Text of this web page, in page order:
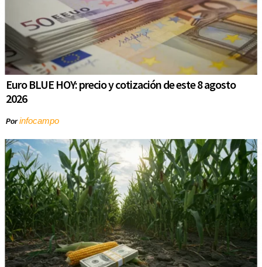
Euro BLUE HOY: precio y cotización de este 8 agosto
2026
Porinfocampo